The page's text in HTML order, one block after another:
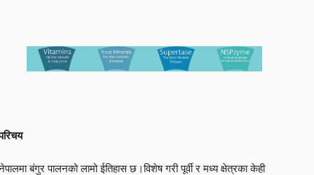
बंगुर पालनको लामो ईतिहास छ।विशेष गरी पूर्वी र मध्य क्षेत्रका केही